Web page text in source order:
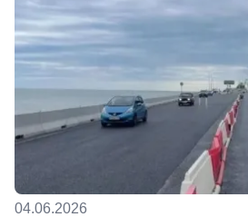
04.06.2026